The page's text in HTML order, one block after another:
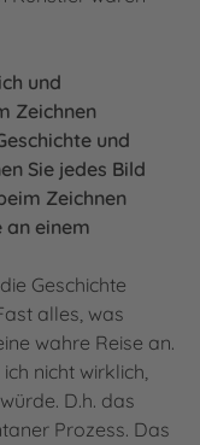
und
Zeichnen
und
Sie jedes Bild
Zeichnen
an einem
Geschichte
alles, was
wahre Reise an.
nicht wirklich,
D.h. das
Prozess. Das